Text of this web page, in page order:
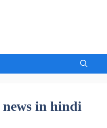
in hindi